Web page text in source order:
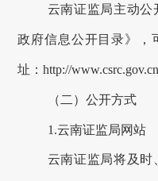
云南证监局主动公
政府信息公开目录》，
址：http://
（二）公开方式
1.云南证监局网站
云南证监局将及时